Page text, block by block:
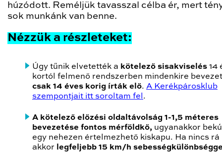
húzódott. Reméljük tavasszal célba ér, mert
sok munkánk van benne.
Nézzük a részleteket:
Úgy tűnik elvetették a kötelező sisakviselés 14
kortól felmenő rendszerben mindenkire
csak 14 éves korig írták elő. A Kerékpárosklub
szempontjait itt soroltam fel .
A kötelező előzési oldaltávolság 1-1,5 méteres
bevezetése fontos mérföldkő, ugyanakkor
egy nehezen értelmezhető kiskapu. Ha nincs rá
akkor legfeljebb 15 km/h